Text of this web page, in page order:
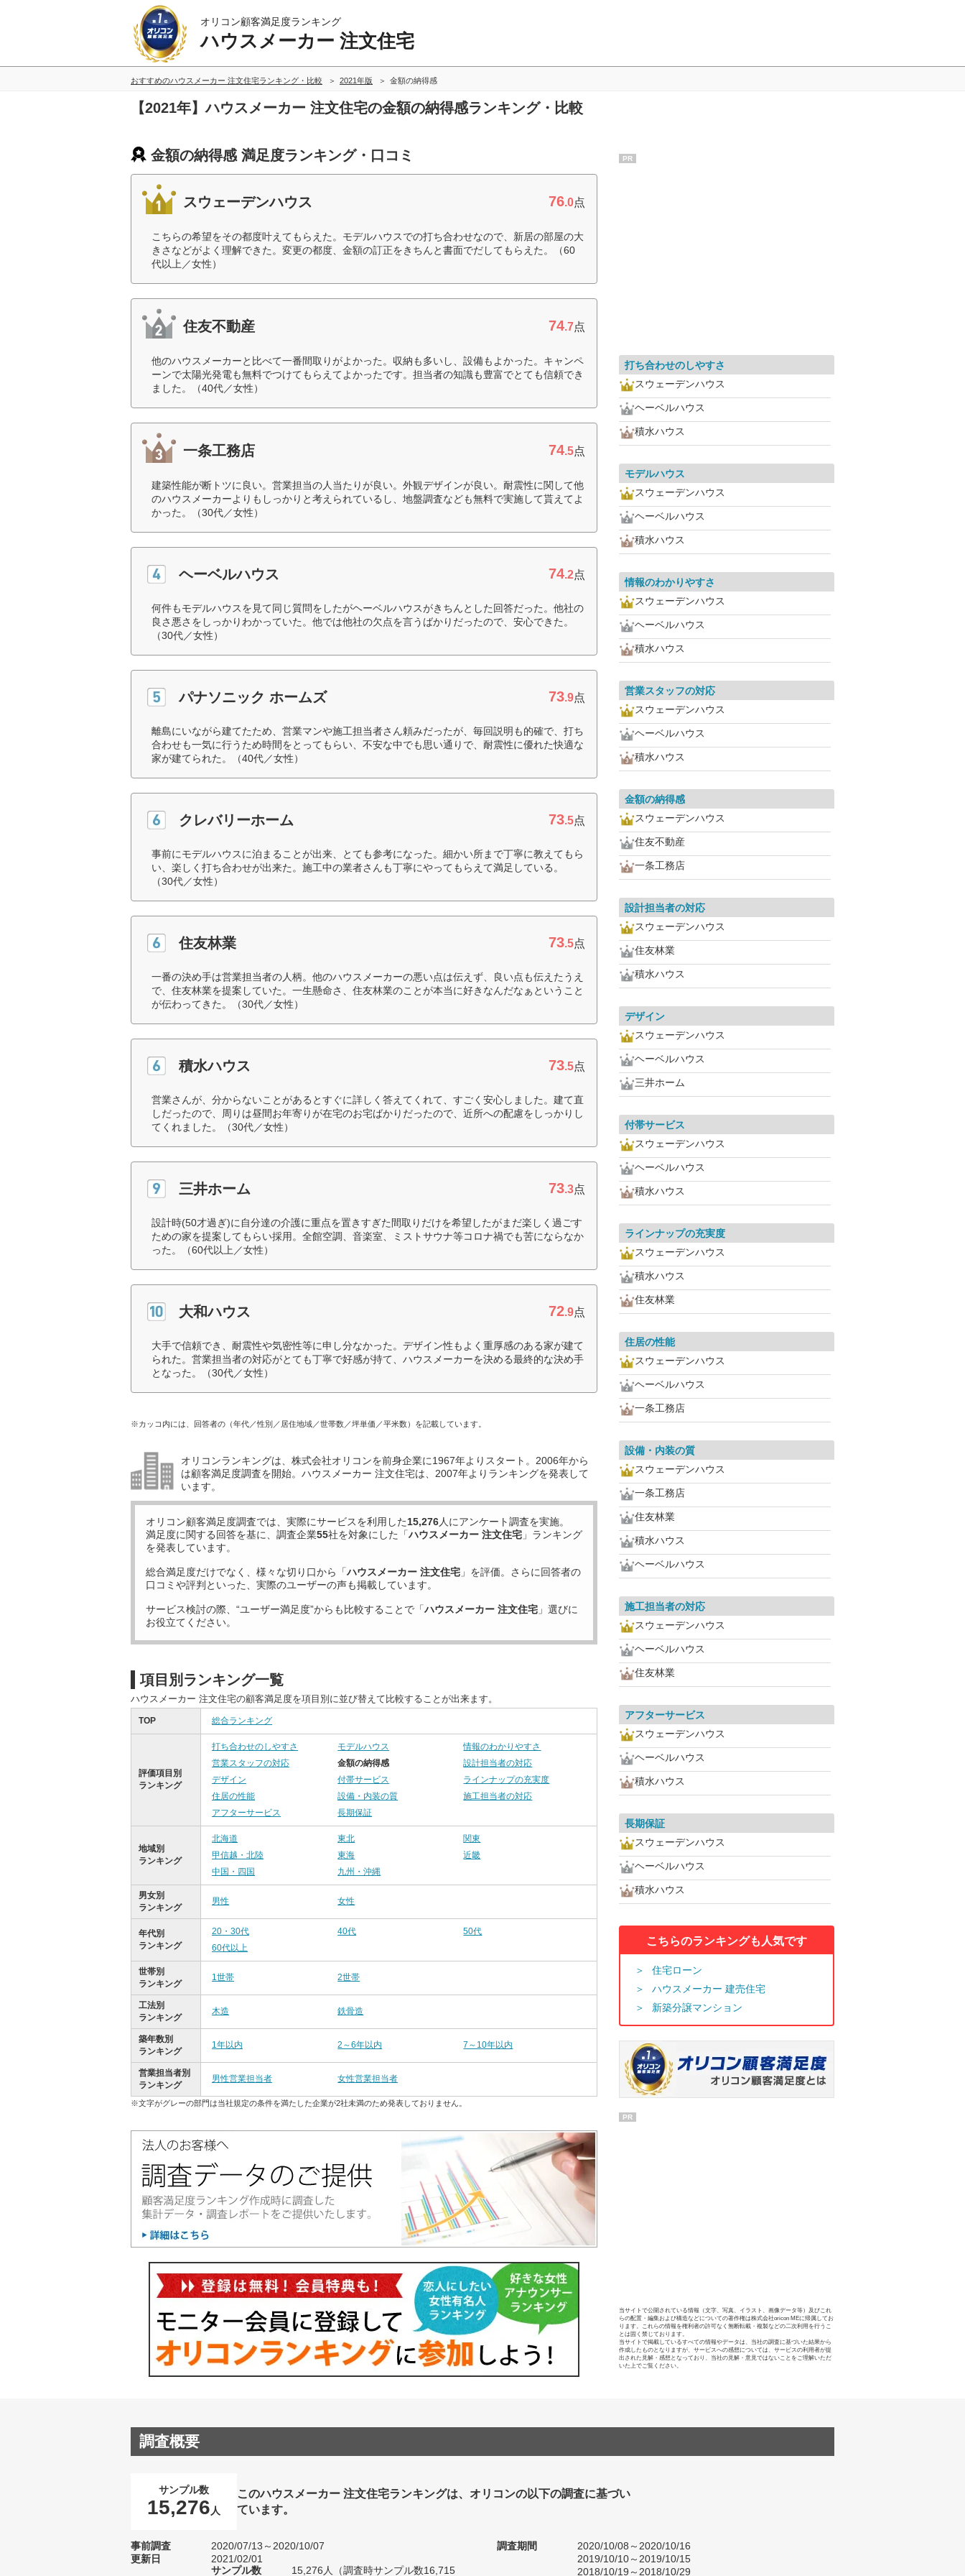
オリコン顧客満足度ランキング
ハウスメーカー 注文住宅
おすすめのハウスメーカー 注文住宅ランキング・比較 2021年版 金額の納得感
【2021年】ハウスメーカー 注文住宅の金額の納得感ランキング・比較
金額の納得感 満足度ランキング・口コミ
スウェーデンハウス 76.0点
こちらの希望をその都度叶えてもらえた。モデルハウスでの打ち合わせなので、新居の部屋の大
きさなどがよく理解できた。変更の都度、金額の訂正をきちんと書面でだしてもらえた。（60
代以上／女性）
住友不動産 74.7点
他のハウスメーカーと比べて一番間取りがよかった。収納も多いし、設備もよかった。キャンペ
ーンで太陽光発電も無料でつけてもらえてよかったです。担当者の知識も豊富でとても信頼でき
ました。（40代／女性）
一条工務店 74.5点
建築性能が断トツに良い。営業担当の人当たりが良い。外観デザインが良い。耐震性に関して他
のハウスメーカーよりもしっかりと考えられているし、地盤調査なども無料で実施して貰えてよ
かった。（30代／女性）
ヘーベルハウス 74.2点
何件もモデルハウスを見て同じ質問をしたがヘーベルハウスがきちんとした回答だった。他社の
良さ悪さをしっかりわかっていた。他では他社の欠点を言うばかりだったので、安心できた。
（30代／女性）
パナソニック ホームズ 73.9点
離島にいながら建てたため、営業マンや施工担当者さん頼みだったが、毎回説明も的確で、打ち
合わせも一気に行うため時間をとってもらい、不安な中でも思い通りで、耐震性に優れた快適な
家が建てられた。（40代／女性）
クレバリーホーム 73.5点
事前にモデルハウスに泊まることが出来、とても参考になった。細かい所まで丁寧に教えてもら
い、楽しく打ち合わせが出来た。施工中の業者さんも丁寧にやってもらえて満足している。
（30代／女性）
住友林業 73.5点
一番の決め手は営業担当者の人柄。他のハウスメーカーの悪い点は伝えず、良い点も伝えたうえ
で、住友林業を提案していた。一生懸命さ、住友林業のことが本当に好きなんだなぁということ
が伝わってきた。（30代／女性）
積水ハウス 73.5点
営業さんが、分からないことがあるとすぐに詳しく答えてくれて、すごく安心しました。建て直
しだったので、周りは昼間お年寄りが在宅のお宅ばかりだったので、近所への配慮をしっかりし
てくれました。（30代／女性）
三井ホーム 73.3点
設計時(50才過ぎ)に自分達の介護に重点を置きすぎた間取りだけを希望したがまだ楽しく過ごす
ための家を提案してもらい採用。全館空調、音楽室、ミストサウナ等コロナ禍でも苦にならなか
った。（60代以上／女性）
大和ハウス 72.9点
大手で信頼でき、耐震性や気密性等に申し分なかった。デザイン性もよく重厚感のある家が建て
られた。営業担当者の対応がとても丁寧で好感が持て、ハウスメーカーを決める最終的な決め手
となった。（30代／女性）
※カッコ内には、回答者の（年代／性別／居住地域／世帯数／坪単価／平米数）を記載しています。
オリコンランキングは、株式会社オリコンを前身企業に1967年よりスタート。2006年から
は顧客満足度調査を開始。ハウスメーカー 注文住宅は、2007年よりランキングを発表して
います。
オリコン顧客満足度調査では、実際にサービスを利用した15,276人にアンケート調査を実施。
満足度に関する回答を基に、調査企業55社を対象にした「ハウスメーカー 注文住宅 」ランキング
を発表しています。
総合満足度だけでなく、様々な切り口から「ハウスメーカー 注文住宅 」を評価。さらに回答者の
口コミや評判といった、実際のユーザーの声も掲載しています。
サービス検討の際、“ユーザー満足度”からも比較することで「ハウスメーカー 注文住宅 」選びに
お役立てください。
項目別ランキング一覧
ハウスメーカー 注文住宅の顧客満足度を項目別に並び替えて比較することが出来ます。
TOP 総合ランキング
評価項目別
ランキング
打ち合わせのしやすさ モデルハウス
情報のわかりやすさ
営業スタッフの対応
金額の納得感
設計担当者の対応
デザイン
付帯サービス
ラインナップの充実度
住居の性能
設備・内装の質
施工担当者の対応
アフターサービス
長期保証
地域別
ランキング
北海道 東北
関東
甲信越・北陸
東海
近畿
中国・四国
九州・沖縄
男女別
ランキング
男性 女性
年代別
ランキング
20・30代 40代
50代
60代以上
世帯別
ランキング
1世帯 2世帯
工法別
ランキング
木造 鉄骨造
築年数別
ランキング
1年以内 2～6年以内 7～10年以内
営業担当者別
ランキング
男性営業担当者 女性営業担当者
※文字がグレーの部門は当社規定の条件を満たした企業が2社未満のため発表しておりません。
PR
打ち合わせのしやすさ
スウェーデンハウス
ヘーベルハウス
積水ハウス
モデルハウス
スウェーデンハウス
ヘーベルハウス
積水ハウス
情報のわかりやすさ
スウェーデンハウス
ヘーベルハウス
積水ハウス
営業スタッフの対応
スウェーデンハウス
ヘーベルハウス
積水ハウス
金額の納得感
スウェーデンハウス
住友不動産
一条工務店
設計担当者の対応
スウェーデンハウス
住友林業
積水ハウス
デザイン
スウェーデンハウス
ヘーベルハウス
三井ホーム
付帯サービス
スウェーデンハウス
ヘーベルハウス
積水ハウス
ラインナップの充実度
スウェーデンハウス
積水ハウス
住友林業
住居の性能
スウェーデンハウス
ヘーベルハウス
一条工務店
設備・内装の質
スウェーデンハウス
一条工務店
住友林業
積水ハウス
ヘーベルハウス
施工担当者の対応
スウェーデンハウス
ヘーベルハウス
住友林業
アフターサービス
スウェーデンハウス
ヘーベルハウス
積水ハウス
長期保証
スウェーデンハウス
ヘーベルハウス
積水ハウス
こちらのランキングも人気です
住宅ローン
ハウスメーカー 建売住宅
新築分譲マンション
PR
当サイトで公開されている情報（文字、写真、イラスト、画像データ等）及びこれ
らの配置・編集および構造などについての著作権は株式会社oricon MEに帰属してお
ります。これらの情報を権利者の許可なく無断転載・複製などの二次利用を行うこ
とは固く禁じております。
当サイトで掲載しているすべての情報やデータは、当社の調査に基づいた結果から
作成したものとなりますが、サービスへの感想については、サービスの利用者が提
出された見解・感想となっており、当社の見解・意見ではないことをご理解いただ
いた上でご覧ください。
調査概要
サンプル数
15,276 人
このハウスメーカー 注文住宅ランキングは、オリコンの以下の調査に基づい
ています。
事前調査
2020/07/13～2020/10/07
更新日
2021/02/01
サンプル数
15,276人（調査時サンプル数16,715
調査期間
2020/10/08～2020/10/16
2019/10/10～2019/10/15
2018/10/19～2018/10/29